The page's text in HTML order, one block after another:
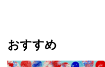
おすすめ